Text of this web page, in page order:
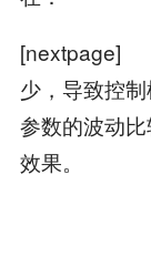
[nextpage]
少，导致控
参数的波动
效果。